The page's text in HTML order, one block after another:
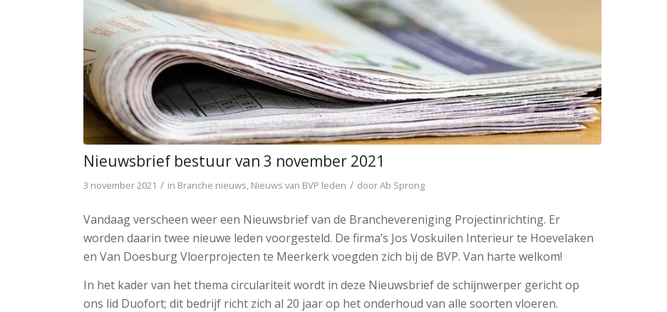
Nieuwsbrief bestuur van 3 november 2021
3 november 2021 / in Branche nieuws, Nieuws van BVP leden / doorAb Sprong
Vandaag verscheen weer een Nieuwsbrief van de Branchevereniging Projectinrichting. Er
worden daarin twee nieuwe leden voorgesteld. De firma’s Jos Voskuilen Interieur te Hoevelaken
en Van Doesburg Vloerprojecten te Meerkerk voegden zich bij de BVP. Van harte welkom!
In het kader van het thema circulariteit wordt in deze Nieuwsbrief de schijnwerper gericht op
ons lid Duofort; dit bedrijf richt zich al 20 jaar op het onderhoud van alle soorten vloeren.